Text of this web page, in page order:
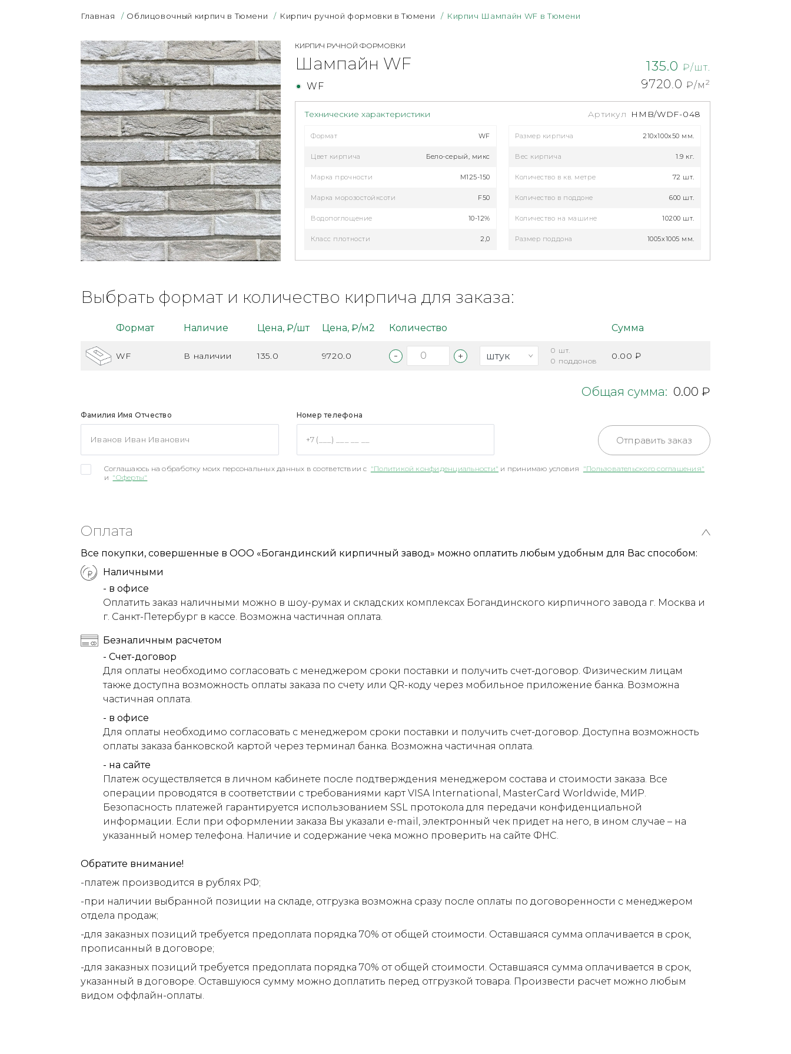
Главная / Облицовочный кирпич в Тюмени / Кирпич ручной формовки в Тюмени / Кирпич Шампайн WF в Тюмени
КИРПИЧ РУЧНОЙ ФОРМОВКИ
Шампайн WF 135.0 ₽/шт.
9720.0 ₽/м 2
WF
Технические характеристики Артикул HMB/WDF-048
Формат WF
Цвет кирпича Бело-серый, микс
Марка прочности М125-150
Марка морозостойксоти F50
Водопоглощение 10-12%
Класс плотности 2,0
Размер кирпича 210x100x50 мм.
Вес кирпича 1.9 кг.
Количество в кв. метре 72 шт.
Количество в поддоне 600 шт.
Количество на машине 10200 шт.
Размер поддона 1005x1005 мм.
Выбрать формат и количество кирпича для заказа:
Формат Наличие Цена, ₽/шт Цена, ₽/м2 Количество Сумма
WF В наличии 135.0 9720.0 0 шт.
0 поддонов 0.00 ₽
Общая сумма: 0.00 ₽
Фамилия Имя Отчество Номер телефона
Отправить заказ
Соглашаюсь на обработку моих персональных данных в соответствии с "Политикой конфиденциальности" и принимаю условия "Пользовательского соглашения"
и "Оферты"
Оплата
Все покупки, совершенные в ООО «Богандинский кирпичный завод» можно оплатить любым удобным для Вас способом:
Наличными
- в офисе
Оплатить заказ наличными можно в шоу-румах и складских комплексах Богандинского кирпичного завода г. Москва и
г. Санкт-Петербург в кассе. Возможна частичная оплата.
Безналичным расчетом
- Счет-договор
Для оплаты необходимо согласовать с менеджером сроки поставки и получить счет-договор. Физическим лицам
также доступна возможность оплаты заказа по счету или QR-коду через мобильное приложение банка. Возможна
частичная оплата.
- в офисе
Для оплаты необходимо согласовать с менеджером сроки поставки и получить счет-договор. Доступна возможность
оплаты заказа банковской картой через терминал банка. Возможна частичная оплата.
- на сайте
Платеж осуществляется в личном кабинете после подтверждения менеджером состава и стоимости заказа. Все
операции проводятся в соответствии с требованиями карт VISA International, MasterCard Worldwide, МИР.
Безопасность платежей гарантируется использованием SSL протокола для передачи конфиденциальной
информации. Если при оформлении заказа Вы указали e-mail, электронный чек придет на него, в ином случае – на
указанный номер телефона. Наличие и содержание чека можно проверить на сайте ФНС.
Обратите внимание!
-платеж производится в рублях РФ;
-при наличии выбранной позиции на складе, отгрузка возможна сразу после оплаты по договоренности с менеджером
отдела продаж;
-для заказных позиций требуется предоплата порядка 70% от общей стоимости. Оставшаяся сумма оплачивается в срок,
прописанный в договоре;
-для заказных позиций требуется предоплата порядка 70% от общей стоимости. Оставшаяся сумма оплачивается в срок,
указанный в договоре. Оставшуюся сумму можно доплатить перед отгрузкой товара. Произвести расчет можно любым
видом оффлайн-оплаты.